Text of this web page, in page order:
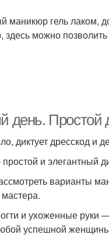
маникюр гель лаком,
можно
день. Простой
диктует дресскод и
и элегантный
варианты
и ухоженные руки
успешной